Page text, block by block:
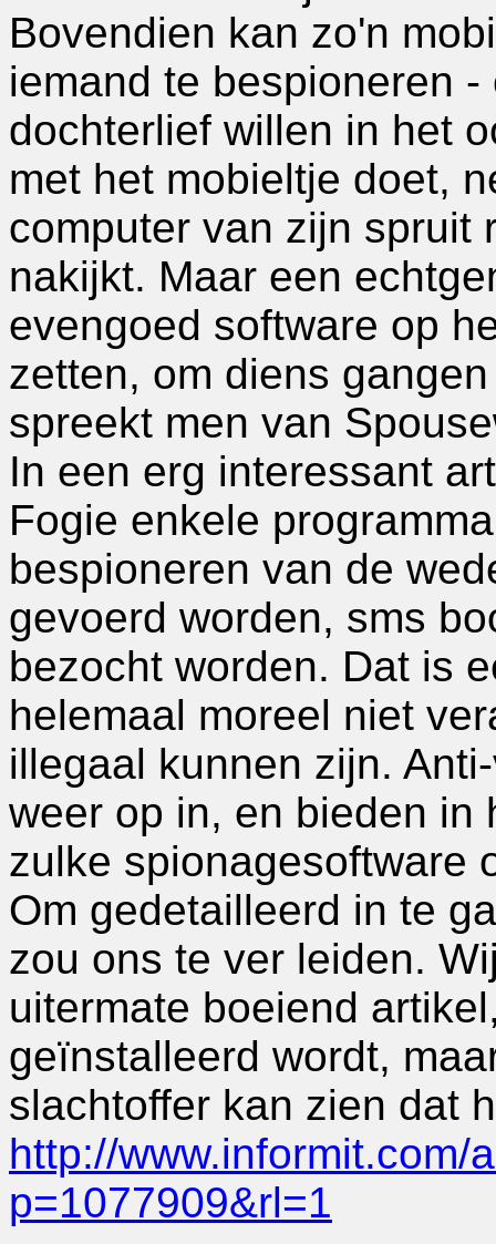
Bovendien kan zo'n
iemand te bespioneren
dochterlief willen in het
met het mobieltje doet,
computer van zijn spruit
nakijkt. Maar een
evengoed software op
zetten, om diens
spreekt men van
In een erg interessant
Fogie enkele
bespioneren van de
gevoerd worden, sms
bezocht worden. Dat is
helemaal moreel niet
illegaal kunnen zijn.
weer op in, en bieden in
zulke spionagesoftware
Om gedetailleerd in te
zou ons te ver leiden.
uitermate boeiend
geïnstalleerd wordt,
slachtoffer kan zien dat
http://www.informit.com/
p=1077909&rl=1